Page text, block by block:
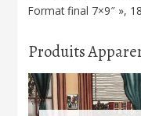
Format final 7×9″ »,
Produits